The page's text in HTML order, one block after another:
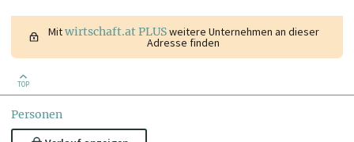
Mitwirtschaft.at PLUSweitere Unternehmen an dieser
Adresse finden
TOP
Personen